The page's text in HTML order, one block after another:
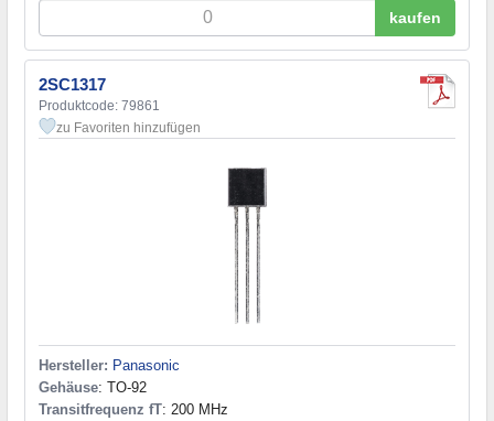
kaufen
2SC1317
Produktcode: 79861
zu Favoriten hinzufügen
Hersteller: Panasonic
Gehäuse: TO-92
Transitfrequenz fT: 200 MHz